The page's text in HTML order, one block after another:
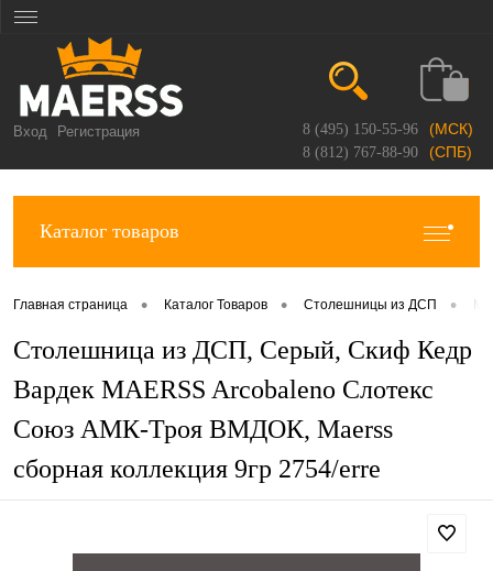
Вход Регистрация 8 (495) 150-55-96 (МСК)
8 (812) 767-88-90 (СПБ)
Каталог товаров
Главная страница • Каталог Товаров • Столешницы из ДСП •
Столешница из ДСП, Серый, Скиф Кедр
Вардек MAERSS Arcobaleno Слотекс
Союз АМК-Троя ВМДОК, Maerss
сборная коллекция 9гр 2754/erre